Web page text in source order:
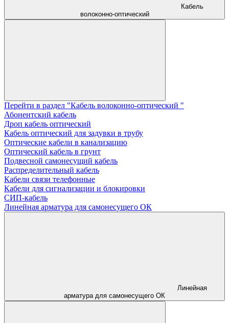
Кабель
волоконно-оптический
Перейти в раздел "Кабель волоконно-оптический "
Абонентский кабель
Дроп кабель оптический
Кабель оптический для задувки в трубу
Оптические кабели в канализацию
Оптический кабель в грунт
Подвесной самонесущий кабель
Распределительный кабель
Кабели связи телефонные
Кабели для сигнализации и блокировки
СИП-кабель
Линейная арматура для самонесущего ОК
Линейная
арматура для самонесущего ОК